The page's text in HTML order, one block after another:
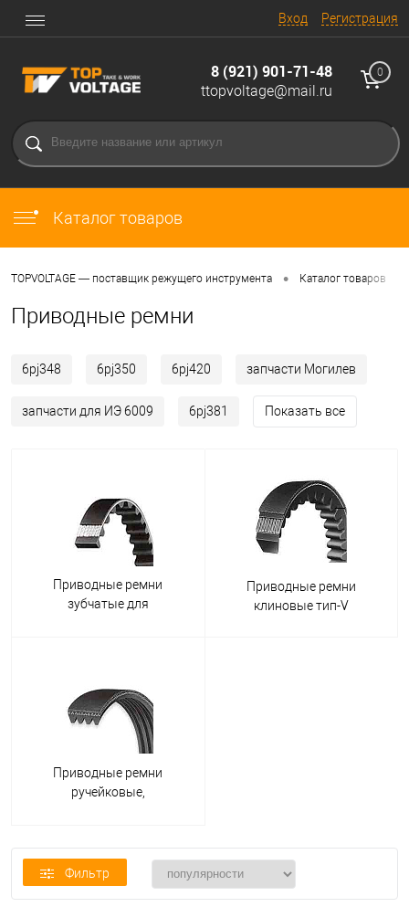
Вход Регистрация
8 (921) 901-71-48
ttopvoltage@mail.ru
0
Каталог товаров
TOPVOLTAGE — поставщик режущего инструмента • Каталог товаров
Приводные ремни
6pj348 6pj350 6pj420 запчасти Могилев
запчасти для ИЭ 6009 6pj381 Показать все
Приводные ремни
зубчатые для
Приводные ремни
клиновые тип-V
Приводные ремни
ручейковые,
Фильтр